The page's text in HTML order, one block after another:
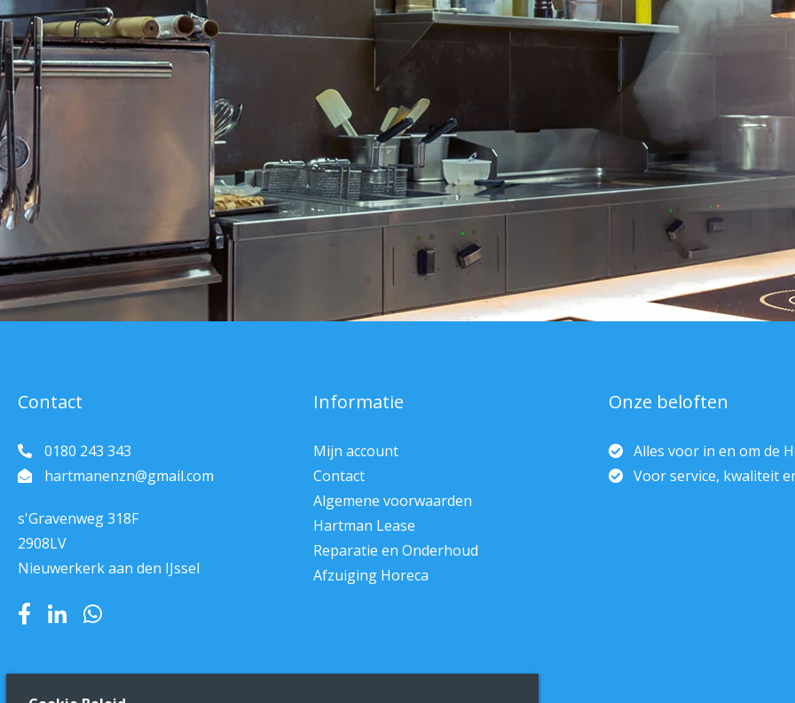
Contact
0180 243 343
hartmanenzn@gmail.com
s'Gravenweg 318F
2908LV
Nieuwerkerk aan den IJssel
Informatie
Mijn account
Contact
Algemene voorwaarden
Hartman Lease
Reparatie en Onderhoud
Afzuiging Horeca
Onze beloften
Alles voor in en om de
Voor service, kwaliteit